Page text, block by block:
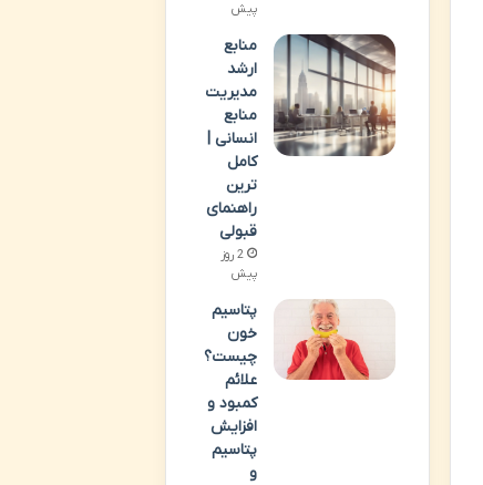
پیش
منابع
ارشد
مدیریت
منابع
انسانی |
کامل
ترین
راهنمای
قبولی
2 روز
پیش
پتاسیم
خون
چیست؟
علائم
کمبود و
افزایش
پتاسیم
و